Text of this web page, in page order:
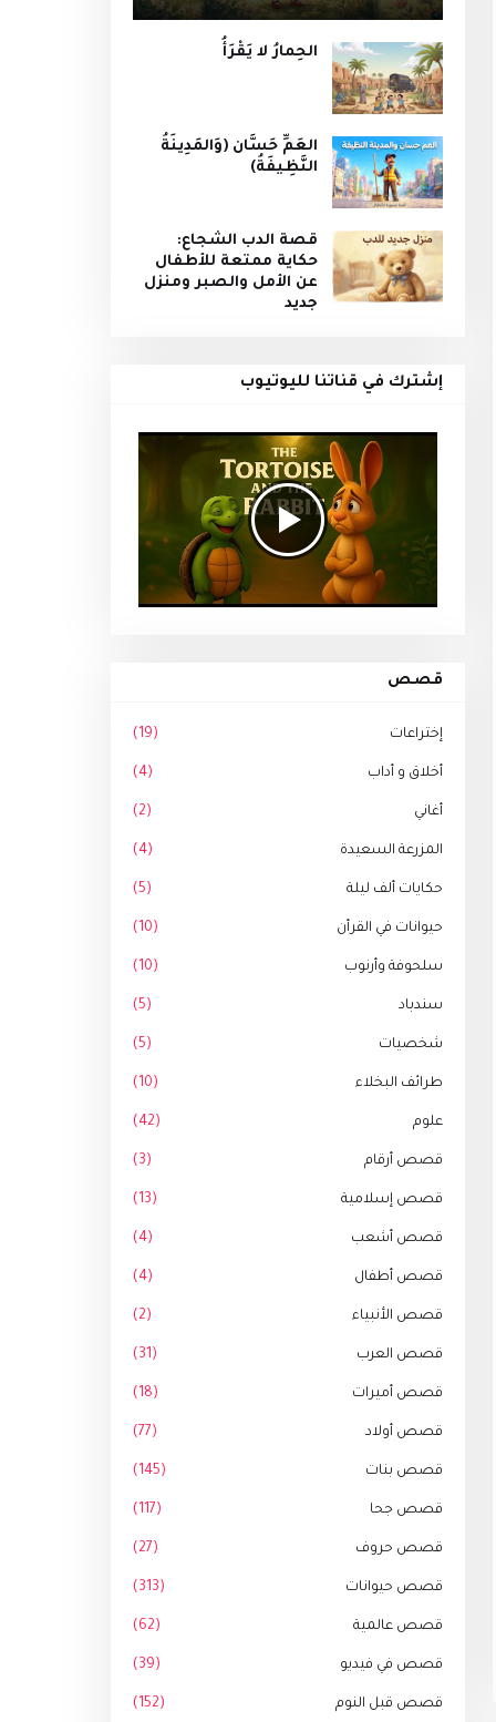
الحِمارُ لا يَقْرَأُ
العَمِّ حَسَّان (وَالمَدِينَةُ
النَّظِيفَةُ)
قصة الدب الشجاع:
حكاية ممتعة للأطفال
عن الأمل والصبر ومنزل
جديد
إشترك في قناتنا لليوتيوب
قصص
إختراعات (19)
أخلاق و أداب (4)
أغاني (2)
المزرعة السعيدة (4)
حكايات ألف ليلة (5)
حيوانات في القرأن (10)
سلحوفة وأرنوب (10)
سندباد (5)
شخصيات (5)
طرائف البخلاء (10)
علوم (42)
قصص أرقام (3)
قصص إسلامية (13)
قصص أشعب (4)
قصص أطفال (4)
قصص الأنبياء (2)
قصص العرب (31)
قصص أميرات (18)
قصص أولاد (77)
قصص بنات (145)
قصص جحا (117)
قصص حروف (27)
قصص حيوانات (313)
قصص عالمية (62)
قصص في فيديو (39)
قصص قبل النوم (152)